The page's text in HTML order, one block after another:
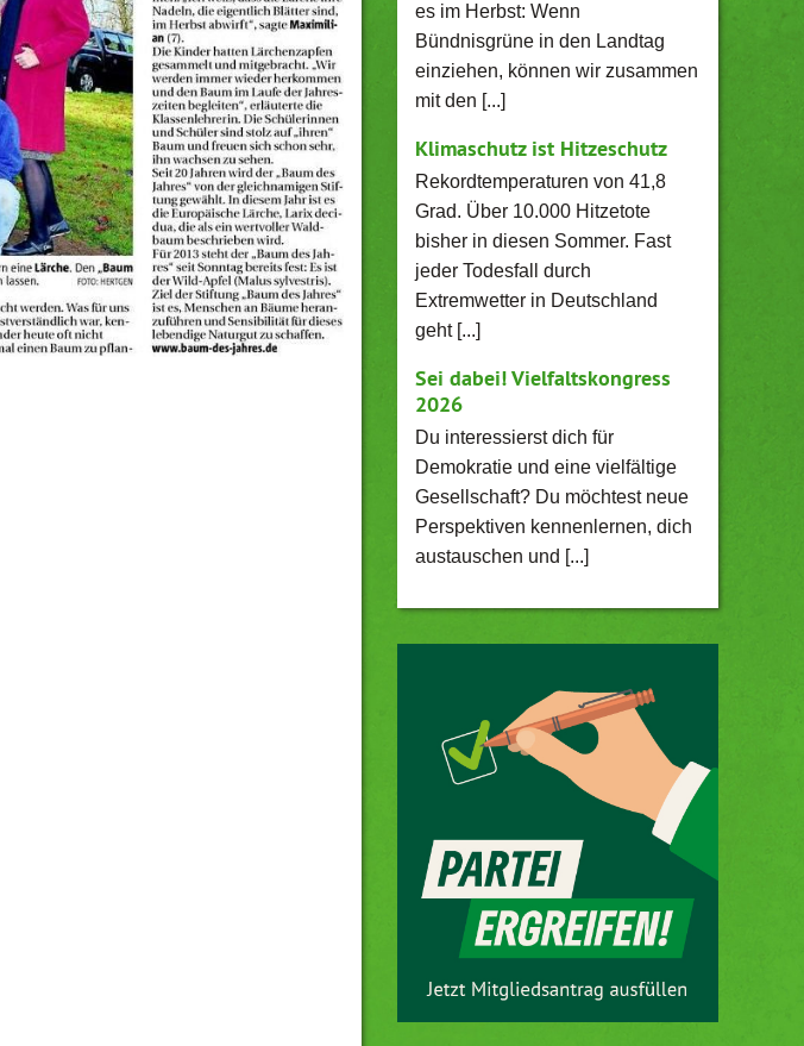
es im Herbst: Wenn
Bündnisgrüne in den Landtag
einziehen, können wir zusammen
mit den [...]
Klimaschutz ist Hitzeschutz
Rekordtemperaturen von 41,8
Grad. Über 10.000 Hitzetote
bisher in diesen Sommer. Fast
jeder Todesfall durch
Extremwetter in Deutschland
geht [...]
Sei dabei! Vielfaltskongress
2026
Du interessierst dich für
Demokratie und eine vielfältige
Gesellschaft? Du möchtest neue
Perspektiven kennenlernen, dich
austauschen und [...]